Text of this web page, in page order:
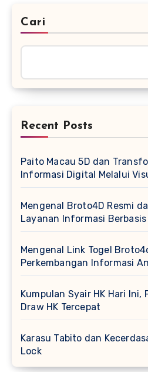
Cari
Recent Posts
Paito Macau 5D dan
Informasi Digital Melalui
Mengenal Broto4D Resmi
Layanan Informasi
Mengenal Link Togel
Perkembangan Informasi
Kumpulan Syair HK Hari Ini,
Draw HK Tercepat
Karasu Tabito dan
Lock